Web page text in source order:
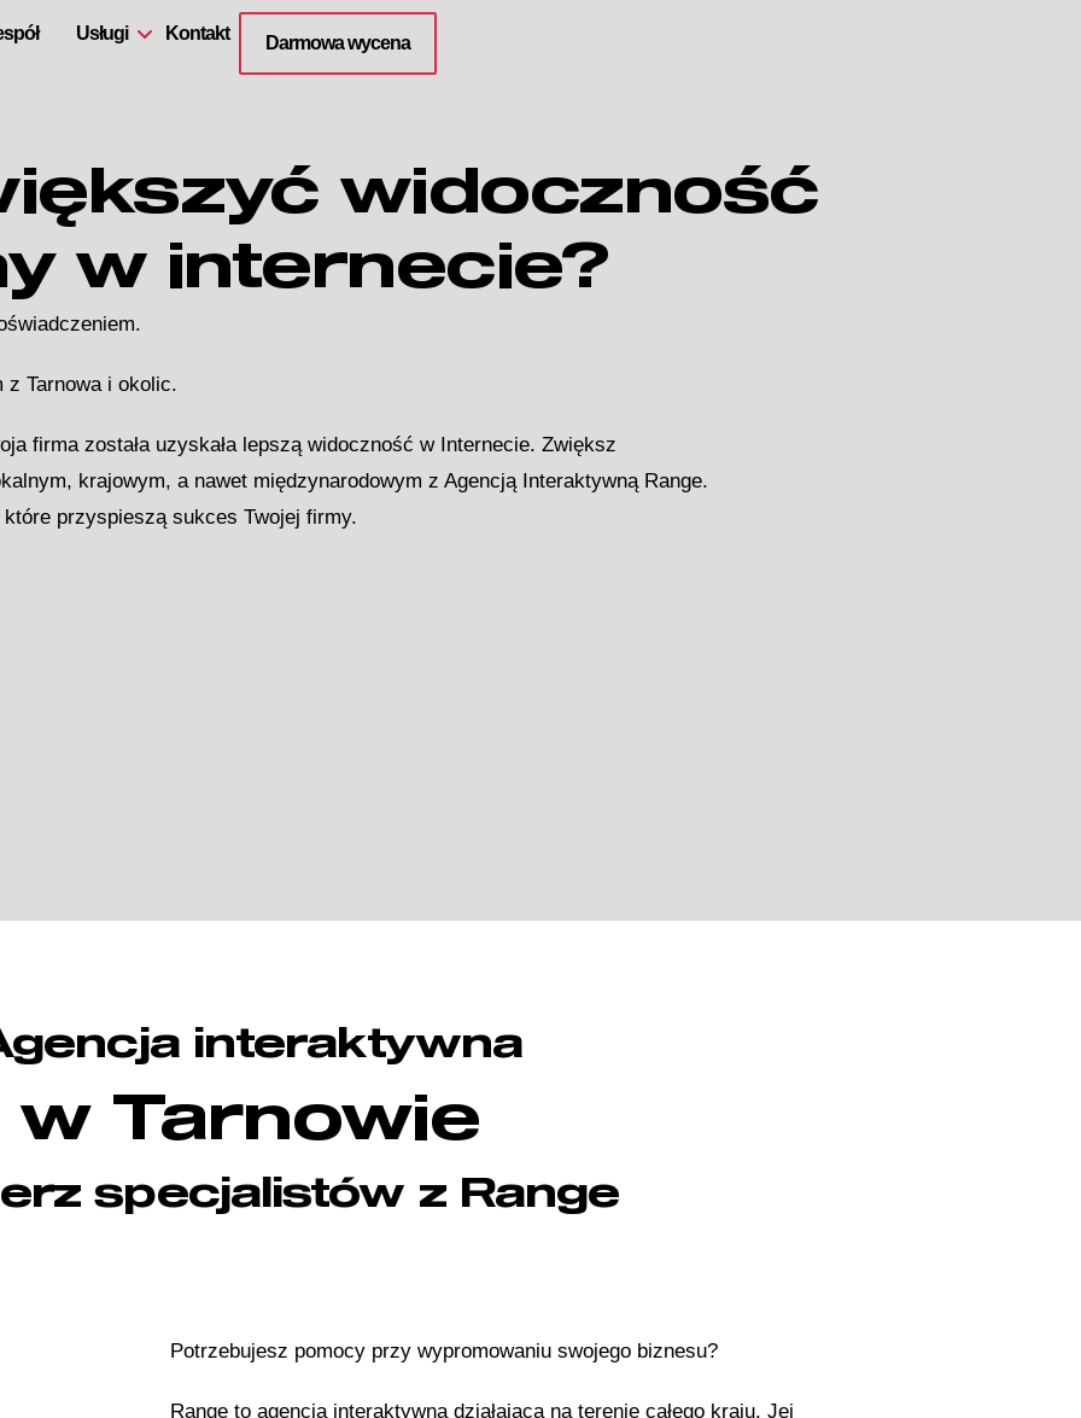
Usługi Kontakt Darmowa wycena
widoczność
w internecie?
Tarnowa i okolic.
firma została uzyskała lepszą widoczność w Internecie. Zwiększ
krajowym, a nawet międzynarodowym z Agencją Interaktywną Range.
przyspieszą sukces Twojej firmy.
interaktywna
w Tarnowie
specjalistów z Range
Potrzebujesz pomocy przy wypromowaniu swojego biznesu?
Range to agencja interaktywna działająca na terenie całego kraju. Jej